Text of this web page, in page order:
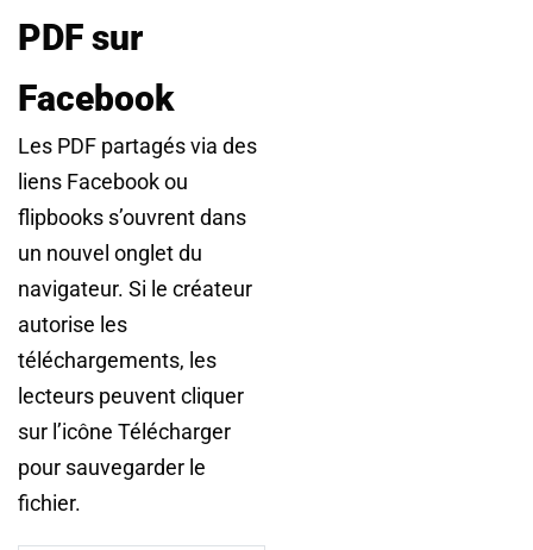
PDF sur
Facebook
Les PDF partagés via des
liens Facebook ou
flipbooks s’ouvrent dans
un nouvel onglet du
navigateur. Si le créateur
autorise les
téléchargements, les
lecteurs peuvent cliquer
sur l’icône Télécharger
pour sauvegarder le
fichier.